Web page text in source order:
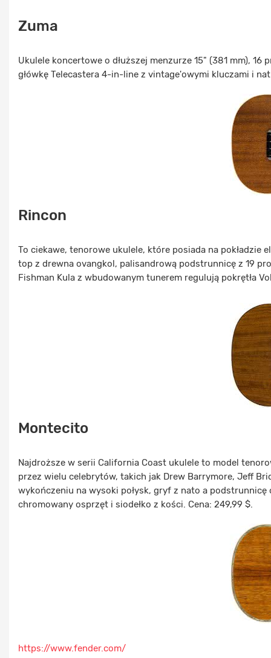
Zuma
Ukulele koncertowe o dłuższej menzurze 15" (381 mm),
główkę Telecastera 4-in-line z vintage'owymi kluczami i
Rincon
To ciekawe, tenorowe ukulele, które posiada na
top z drewna ovangkol, palisandrową podstrunnicę z 19
Fishman Kula z wbudowanym tunerem regulują pokrętła
Montecito
Najdroższe w serii California Coast ukulele to model
przez wielu celebrytów, takich jak Drew Barrymore, Jeff
wykończeniu na wysoki połysk, gryf z nato a
chromowany osprzęt i siodełko z kości. Cena: 249,99 $.
https://www.fender.com/